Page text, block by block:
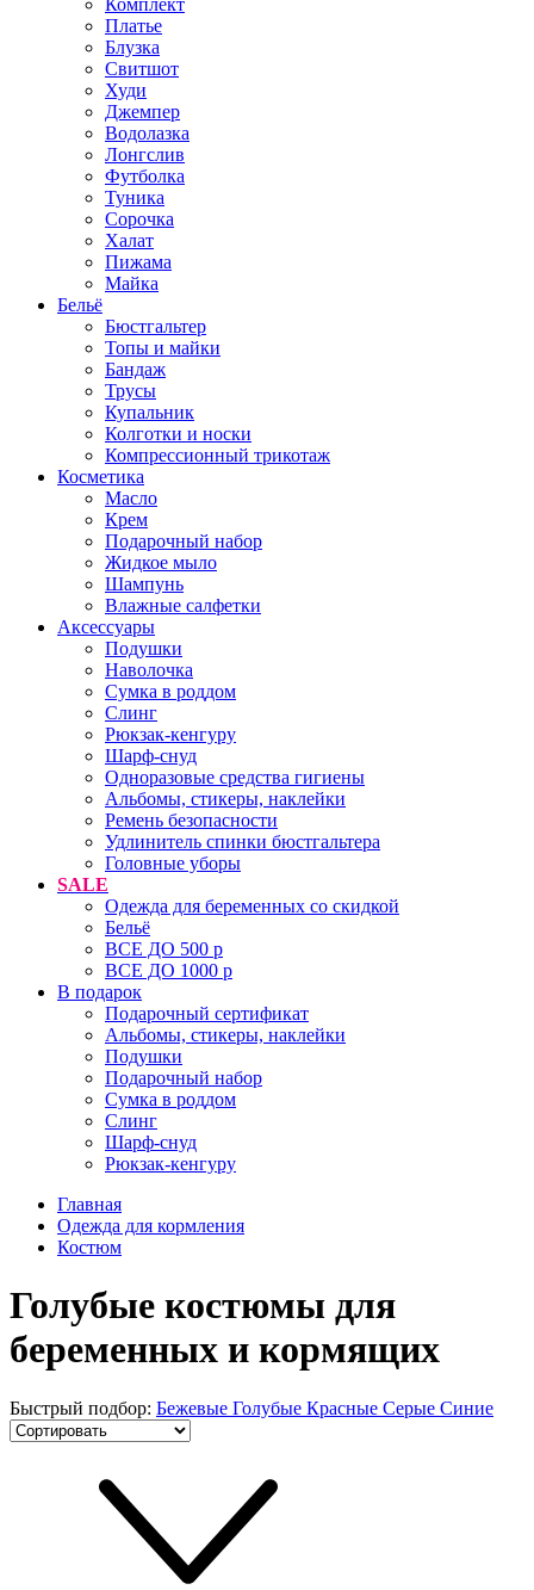
Комплект
Платье
Блузка
Свитшот
Худи
Джемпер
Водолазка
Лонгслив
Футболка
Туника
Сорочка
Халат
Пижама
Майка
Бельё
Бюстгальтер
Топы и майки
Бандаж
Трусы
Купальник
Колготки и носки
Компрессионный трикотаж
Косметика
Масло
Крем
Подарочный набор
Жидкое мыло
Шампунь
Влажные салфетки
Аксессуары
Подушки
Наволочка
Сумка в роддом
Cлинг
Рюкзак-кенгуру
Шарф-снуд
Одноразовые средства гигиены
Альбомы, стикеры, наклейки
Ремень безопасности
Удлинитель спинки бюстгальтера
Головные уборы
SALE
Одежда для беременных со скидкой
Бельё
ВСЕ ДО 500 р
ВСЕ ДО 1000 р
В подарок
Подарочный сертификат
Альбомы, стикеры, наклейки
Подушки
Подарочный набор
Сумка в роддом
Слинг
Шарф-снуд
Рюкзак-кенгуру
Главная
Одежда для кормления
Костюм
Голубые костюмы для
беременных и кормящих
Быстрый подбор: Бежевые Голубые Красные Серые Синие